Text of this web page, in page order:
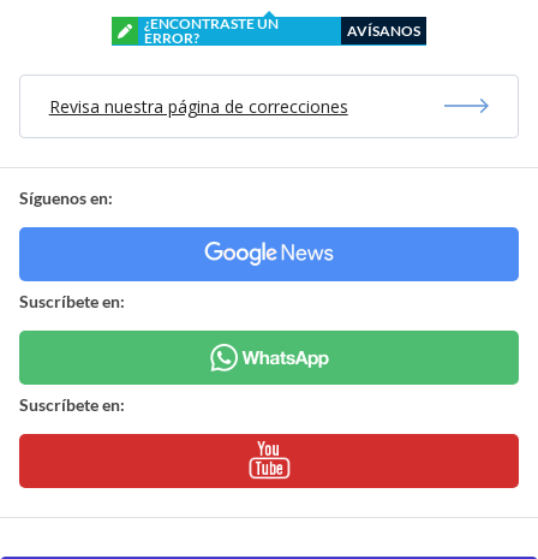
¿ENCONTRASTE UN
ERROR?
AVÍSANOS
Revisa nuestra página de correcciones
Síguenos en:
Suscríbete en:
Suscríbete en: